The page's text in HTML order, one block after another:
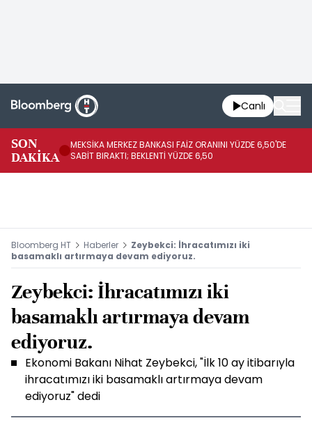
Canlı
SON
DAKİKA
MEKSİKA MERKEZ BANKASI FAİZ ORANINI YÜZDE 6,50'DE
SABİT BIRAKTI; BEKLENTİ YÜZDE 6,50
Bloomberg HT Haberler
Zeybekci: İhracatımızı iki
basamaklı artırmaya devam ediyoruz.
Zeybekci: İhracatımızı iki
basamaklı artırmaya devam
ediyoruz.
Ekonomi Bakanı Nihat Zeybekci, "İlk 10 ay itibarıyla
ihracatımızı iki basamaklı artırmaya devam
ediyoruz" dedi